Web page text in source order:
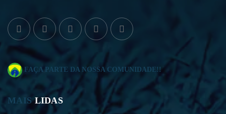
FAÇA PARTE DA NOSSA COMUNIDADE!!
MAISLIDAS